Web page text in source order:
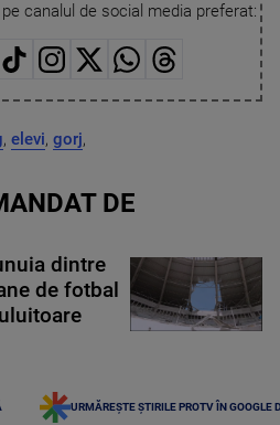
canalul de social media preferat:
, elevi, gorj,
DE
dintre
de fotbal
URMĂREȘTE ȘTIRILE PROTV ÎN GOOGLE